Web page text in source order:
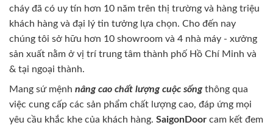
cháy đã có uy tín hơn 10 năm trên thị trường và hàng triệu
khách hàng và đại lý tin tưởng lựa chọn. Cho đến nay
chúng tôi sở hữu hơn 10 showroom và 4 nhà máy - xưởng
sản xuất nằm ở vị trí trung tâm thành phố Hồ Chí Minh và
& tại ngoại thành.
Mang sứ mệnh nâng cao chất lượng cuộc sốngthông qua
việc cung cấp các sản phẩm chất lượng cao, đáp ứng mọi
yêu cầu khắc khe của khách hàng. SaigonDoor cam kết đem